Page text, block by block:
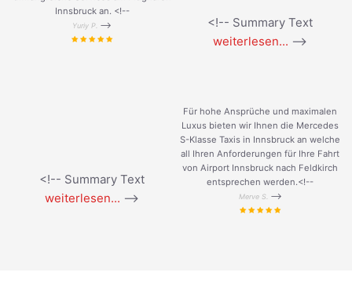
Innsbruck an. <!--
Yuriy P. -->
<!-- Summary Text
weiterlesen... -->
<!-- Summary Text
weiterlesen... -->
Für hohe Ansprüche und maximalen
Luxus bieten wir Ihnen die Mercedes
S-Klasse Taxis in Innsbruck an welche
all Ihren Anforderungen für Ihre Fahrt
von Airport Innsbruck nach Feldkirch
entsprechen werden.<!--
Merve S. -->